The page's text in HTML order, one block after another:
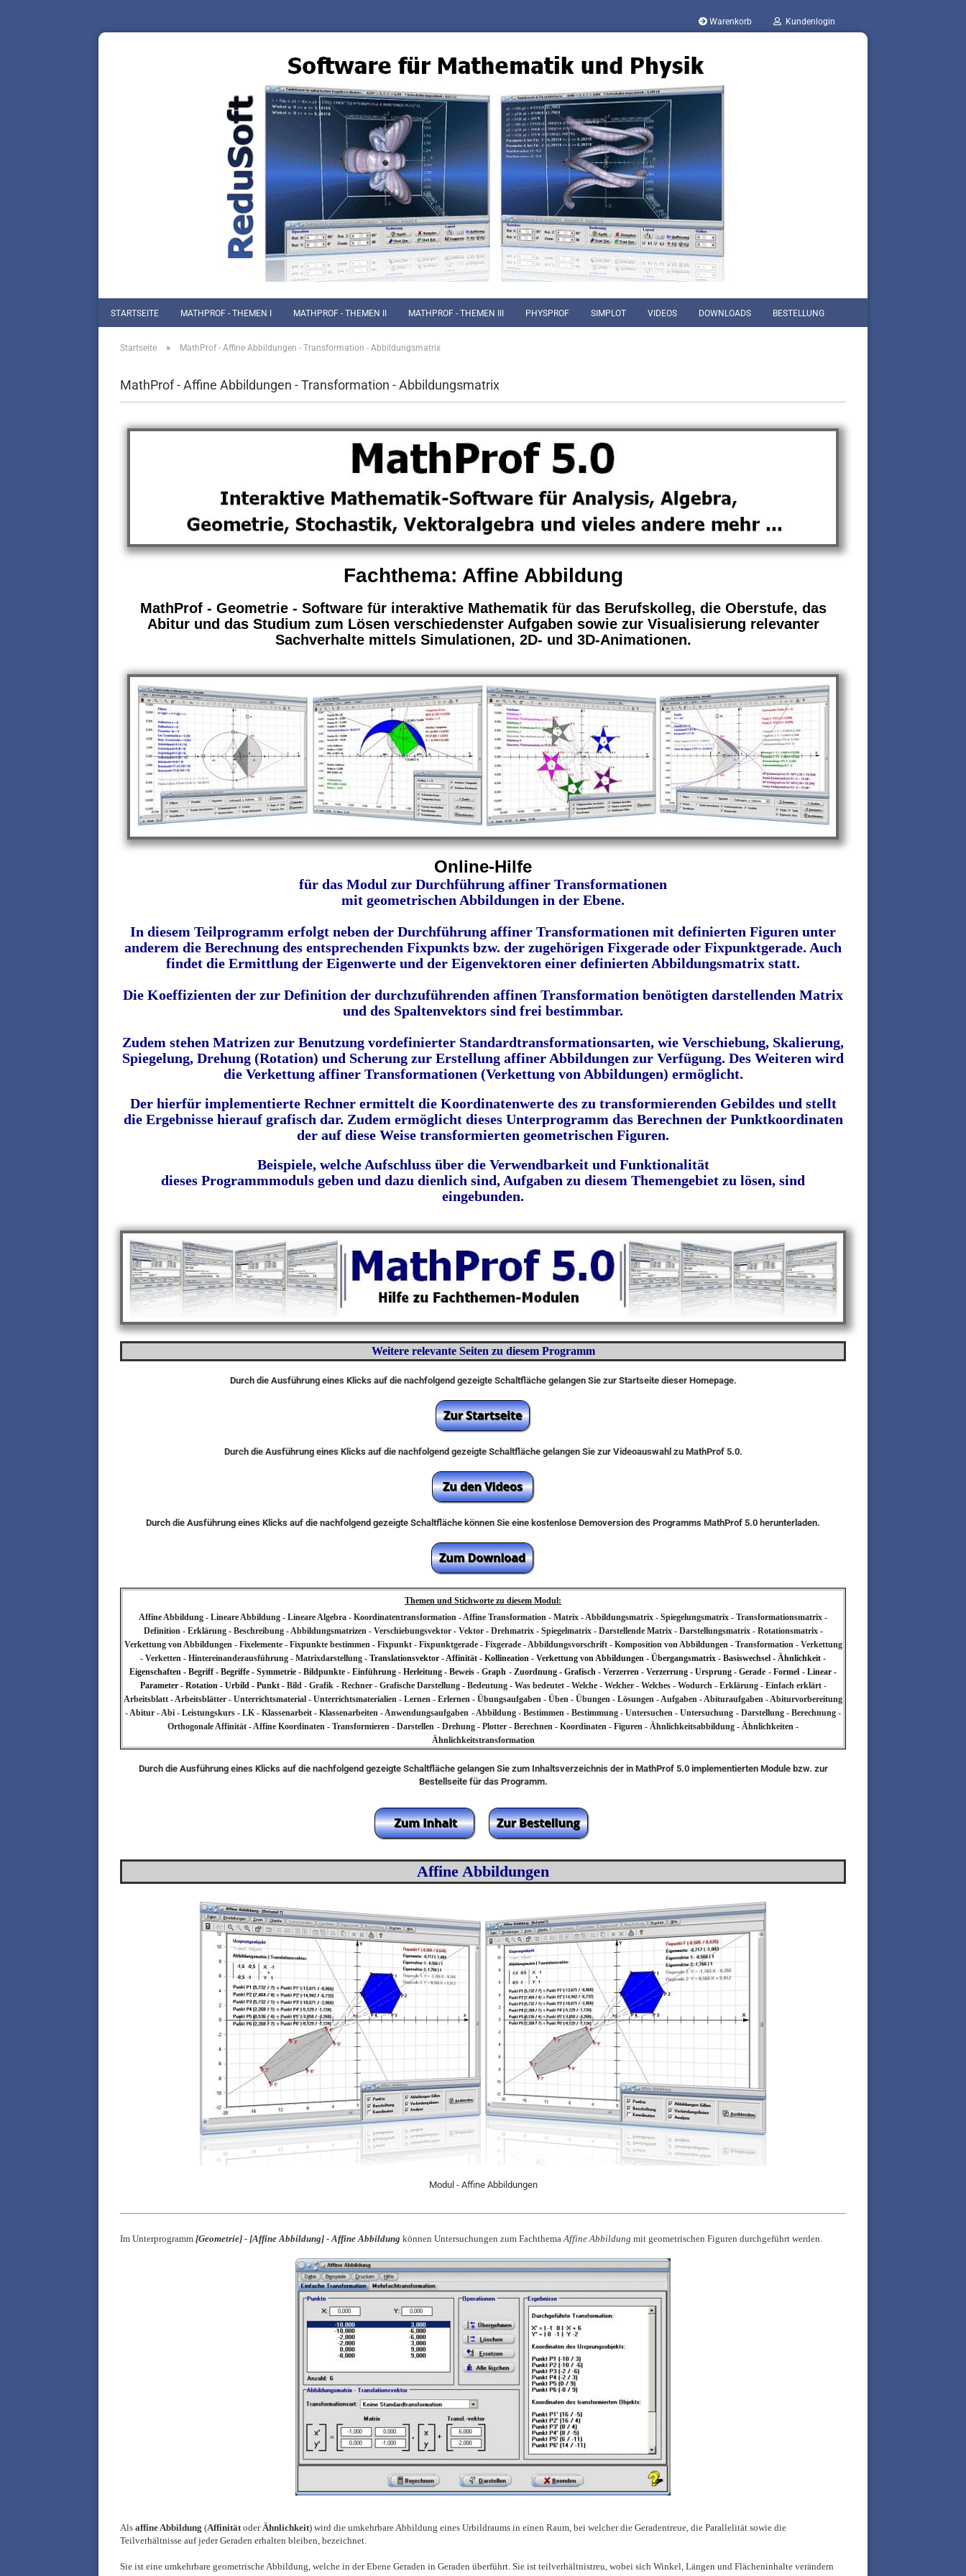
Warenkorb Kundenlogin
STARTSEITE MATHPROF - THEMEN I MATHPROF - THEMEN II MATHPROF - THEMEN III PHYSPROF SIMPLOT VIDEOS DOWNLOADS BESTELLUNG
Startseite » MathProf - Affine Abbildungen - Transformation - Abbildungsmatrix
MathProf - Affine Abbildungen - Transformation - Abbildungsmatrix
Fachthema: Affine Abbildung
MathProf - Geometrie - Software für interaktive Mathematik für das Berufskolleg, die Oberstufe, das
Abitur und das Studium zum Lösen verschiedenster Aufgaben sowie zur Visualisierung relevanter
Sachverhalte mittels Simulationen, 2D- und 3D-Animationen.
Online-Hilfe
für das Modul zur Durchführung affiner Transformationen
mit geometrischen Abbildungen in der Ebene.
In diesem Teilprogramm erfolgt neben der Durchführung affiner Transformationen mit definierten Figuren unter
anderem die Berechnung des entsprechenden Fixpunkts bzw. der zugehörigen Fixgerade oder Fixpunktgerade. Auch
findet die Ermittlung der Eigenwerte und der Eigenvektoren einer definierten Abbildungsmatrix statt.
Die Koeffizienten der zur Definition der durchzuführenden affinen Transformation benötigten darstellenden Matrix
und des Spaltenvektors sind frei bestimmbar.
Zudem stehen Matrizen zur Benutzung vordefinierter Standardtransformationsarten, wie Verschiebung, Skalierung,
Spiegelung, Drehung (Rotation) und Scherung zur Erstellung affiner Abbildungen zur Verfügung. Des Weiteren wird
die Verkettung affiner Transformationen (Verkettung von Abbildungen) ermöglicht.
Der hierfür implementierte Rechner ermittelt die Koordinatenwerte des zu transformierenden Gebildes und stellt
die Ergebnisse hierauf grafisch dar. Zudem ermöglicht dieses Unterprogramm das Berechnen der Punktkoordinaten
der auf diese Weise transformierten geometrischen Figuren.
Beispiele, welche Aufschluss über die Verwendbarkeit und Funktionalität
dieses Programmmoduls geben und dazu dienlich sind, Aufgaben zu diesem Themengebiet zu lösen, sind
eingebunden.
Weitere relevante Seiten zu diesem Programm
Durch die Ausführung eines Klicks auf die nachfolgend gezeigte Schaltfläche gelangen Sie zur Startseite dieser Homepage.
Durch die Ausführung eines Klicks auf die nachfolgend gezeigte Schaltfläche gelangen Sie zur Videoauswahl zu MathProf 5.0.
Durch die Ausführung eines Klicks auf die nachfolgend gezeigte Schaltfläche können Sie eine kostenlose Demoversion des Programms MathProf 5.0 herunterladen.
Themen und Stichworte zu diesem Modul:
Affine Abbildung - Lineare Abbildung - Lineare Algebra - Koordinatentransformation - Affine Transformation - Matrix - Abbildungsmatrix - Spiegelungsmatrix - Transformationsmatrix -
Definition - Erklärung - Beschreibung - Abbildungsmatrizen - Verschiebungsvektor - Vektor - Drehmatrix - Spiegelmatrix - Darstellende Matrix - Darstellungsmatrix - Rotationsmatrix -
Verkettung von Abbildungen - Fixelemente - Fixpunkte bestimmen - Fixpunkt - Fixpunktgerade - Fixgerade - Abbildungsvorschrift - Komposition von Abbildungen - Transformation - Verkettung
- Verketten - Hintereinanderausführung - Matrixdarstellung - Translationsvektor - Affinität - Kollineation - Verkettung von Abbildungen - Übergangsmatrix - Basiswechsel - Ähnlichkeit -
Eigenschaften - Begriff - Begriffe - Symmetrie - Bildpunkte - Einführung - Herleitung - Beweis - Graph - Zuordnung - Grafisch - Verzerren - Verzerrung - Ursprung - Gerade - Formel - Linear -
Parameter - Rotation - Urbild - Punkt - Bild - Grafik - Rechner - Grafische Darstellung - Bedeutung - Was bedeutet - Welche - Welcher - Welches - Wodurch - Erklärung - Einfach erklärt -
Arbeitsblatt - Arbeitsblätter - Unterrichtsmaterial - Unterrichtsmaterialien - Lernen - Erlernen - Übungsaufgaben - Üben - Übungen - Lösungen - Aufgaben - Abituraufgaben - Abiturvorbereitung
- Abitur - Abi - Leistungskurs - LK - Klassenarbeit - Klassenarbeiten - Anwendungsaufgaben - Abbildung - Bestimmen - Bestimmung - Untersuchen - Untersuchung - Darstellung - Berechnung -
Orthogonale Affinität - Affine Koordinaten - Transformieren - Darstellen - Drehung - Plotter - Berechnen - Koordinaten - Figuren - Ähnlichkeitsabbildung - Ähnlichkeiten -
Ähnlichkeitstransformation
Durch die Ausführung eines Klicks auf die nachfolgend gezeigte Schaltfläche gelangen Sie zum Inhaltsverzeichnis der in MathProf 5.0 implementierten Module bzw. zur
Bestellseite für das Programm.
Affine Abbildungen
Modul - Affine Abbildungen
Im Unterprogramm [Geometrie] - [Affine Abbildung] - Affine Abbildung können Untersuchungen zum Fachthema Affine Abbildung mit geometrischen Figuren durchgeführt werden.
Als affine Abbildung (Affinität oder Ähnlichkeit) wird die umkehrbare Abbildung eines Urbildraums in einen Raum, bei welcher die Geradentreue, die Parallelität sowie die
Teilverhältnisse auf jeder Geraden erhalten bleiben, bezeichnet.
Sie ist eine umkehrbare geometrische Abbildung, welche in der Ebene Geraden in Geraden überführt. Sie ist teilverhältnistreu, wobei sich Winkel, Längen und Flächeninhalte verändern